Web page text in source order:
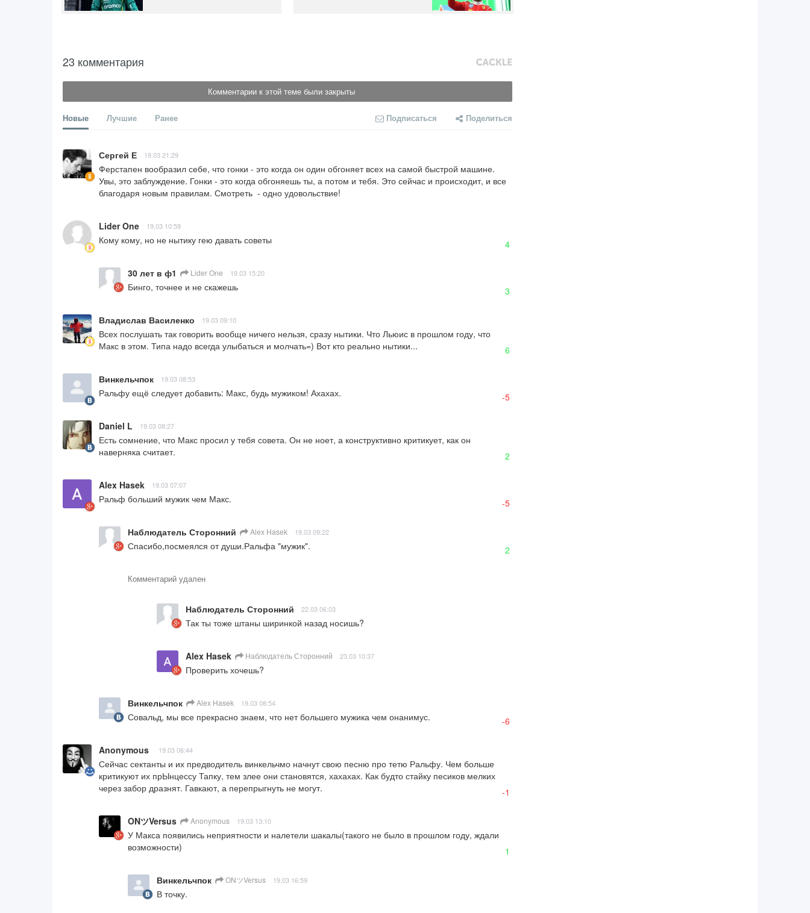
23 комментария
Комментарии к этой теме были закрыты
Новые Лучшие Ранее Подписаться Поделиться
Сергей Е 19.03 21:29
Ферстапен вообразил себе, что гонки - это когда он один обгоняет всех на самой быстрой машине.
Увы, это заблуждение. Гонки - это когда обгоняешь ты, а потом и тебя. Это сейчас и происходит, и все
благодаря новым правилам. Смотреть  - одно удовольствие!
Lider One 19.03 10:59
Кому кому, но не нытику гею давать советы 4
30 лет в ф1 Lider One 19.03 15:20
Бинго, точнее и не скажешь 3
Владислав Василенко 19.03 09:10
Всех послушать так говорить вообще ничего нельзя, сразу нытики. Что Льюис в прошлом году, что
Макс в этом. Типа надо всегда улыбаться и молчать=) Вот кто реально нытики...
6
Винкельчпок 19.03 08:53
Ральфу ещё следует добавить: Макс, будь мужиком! Ахахах. -5
Daniel L 19.03 08:27
Есть сомнение, что Макс просил у тебя совета. Он не ноет, а конструктивно критикует, как он
наверняка считает.
2
Alex Hasek 19.03 07:07
Ральф больший мужик чем Макс. -5
Наблюдатель Сторонний Alex Hasek 19.03 09:22
Спасибо,посмеялся от души.Ральфа "мужик". 2
Комментарий удален
Наблюдатель Сторонний 22.03 06:03
Так ты тоже штаны ширинкой назад носишь?
Alex Hasek Наблюдатель Сторонний 23.03 10:37
Проверить хочешь?
Винкельчпок Alex Hasek 19.03 08:54
Совальд, мы все прекрасно знаем, что нет большего мужика чем онанимус. -6
Anonymous 19.03 06:44
Сейчас сектанты и их предводитель винкельчмо начнут свою песню про тетю Ральфу. Чем больше
критикуют их прЫнцессу Тапку, тем злее они становятся, хахахах. Как будто стайку песиков мелких
через забор дразнят. Гавкают, а перепрыгнуть не могут.
-1
ONツVersus Anonymous 19.03 13:10
У Макса появились неприятности и налетели шакалы(такого не было в прошлом году, ждали
возможности)
1
Винкельчпок ONツVersus 19.03 16:59
В точку.